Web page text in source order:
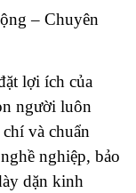
– Chuyên
lợi ích của
người luôn
và chuẩn
nghiệp, bảo
dặn kinh